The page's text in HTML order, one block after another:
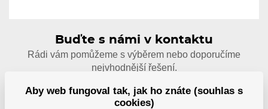
Buďte s námi v kontaktu
Rádi vám pomůžeme s výběrem nebo doporučíme
nejvhodnější řešení.
info@hejduksport.cz
Aby web fungoval tak, jak ho znáte (souhlas s
cookies)